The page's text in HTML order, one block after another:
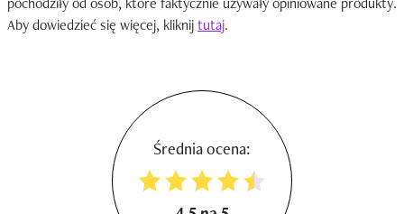
Aby dowiedzieć się więcej, kliknijtutaj.
Średnia ocena: